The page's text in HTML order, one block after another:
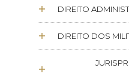
DIREITO
DIREITO DOS